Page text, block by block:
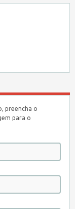
preencha o
para o